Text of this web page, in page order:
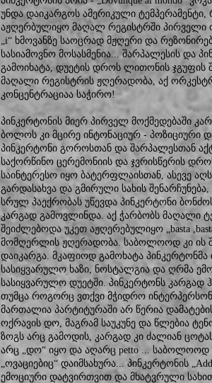
უნდა დაიკარგოს ამერიკული
აჟღერბულიყო მაღალ რეგისტრში პირველი
„i“ ხმოვანზე საოცრად მჟღერი და
სასიამოვნო მოსასმენია... შარპალესის და
გამოიხატა, დუეტის დროს ლითონის ჯგუფის
მაღალი რეგისტრის ჟღერადობა, აქ
კონცენტრაციაა საჭირო!
პინკერტონის მიერ პირველ მოქმედებაში
ბოლოს კი მცირე ინტონაციურ - პოზიციური
პინკერტონი გოროსთან და შარპალესთან
საქორწინო ცერემონიის და ჯვრისწერის
საინტერესო იყო ბატერფლაისთან, ასევე
გარდასახვა და გმირული სახის
სრულ პაექრობას უწევდა პინკერტონი
კარგად გამოვლინდა. აქ ჭარბობს მაღალი
შეიძლებოდა უკეთ აჟღერებულიყო „basta
მომღერლის ჟღერადობა. საბოლოოდ კი ის
დაიკარგა. მკაფიოდ გამოხატა პინკერტონმა
სასიყვარულო ხაზი, ნოსტალგია და ღრმა
სასიყვარულო დუეტში. პინკერტონს კარგად
თუმცა როგორც ვთქვი მჭიდრო
მართალია პარტიტურაში არ წერია
ოქრავის დო, მაგრამ საუკუნე და წლებია
ზოგს არც გამოდის, კარგად კი ძალიან
არც „დო“ იყო და აღარც petto ... საბოლოოდ
„ოვაციებიც“ დაიმსახურა... პინკერტონის
ემოციური დატვირთვით და მხატვრული